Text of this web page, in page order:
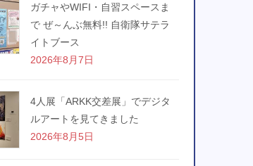
ガチャやWIFI・自習スペースま
で ぜ～んぶ無料!! 自衛隊サテラ
イトブース
2026年8月7日
4人展「ARKK交差展」でデジタ
ルアートを見てきました
2026年8月5日